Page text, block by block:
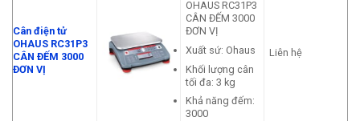
Cân điện tử
OHAUS RC31P3
CÂN ĐẾM 3000
ĐƠN VỊ
OHAUS RC31P3
CÂN ĐẾM 3000
ĐƠN VỊ
Xuất sứ: Ohaus
Khối lượng cân
tối đa: 3 kg
Khả năng đếm:
3000
Liên hệ